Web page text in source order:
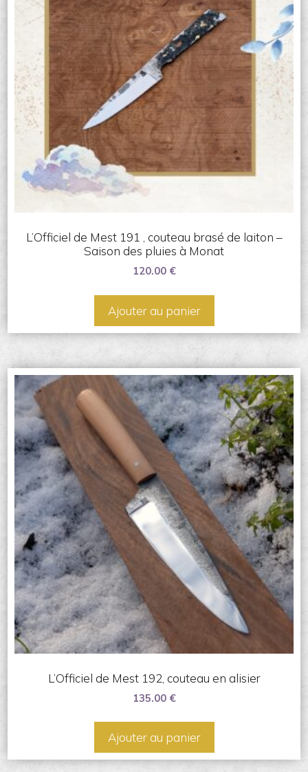
L’Officiel de Mest 191 , couteau brasé de laiton –
Saison des pluies à Monat
120.00 €
Ajouter au panier
L’Officiel de Mest 192, couteau en alisier
135.00 €
Ajouter au panier